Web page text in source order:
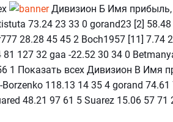
Дивизион Б Имя прибыль,
73.24 23 33 0 gorand23 [2]
28.28 45 45 2 Boch1957 [11] 7.74
127 32 gaa -22.52 30 34 0
1 Показать всех Дивизион В Имя
118.13 14 35 4 gorand 74.61
48.21 97 61 5 Suarez 15.06 57 71